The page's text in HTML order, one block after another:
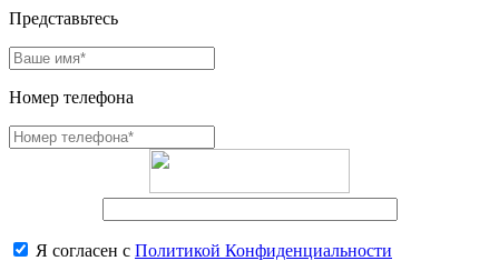
Представьтесь
Номер телефона
Я согласен с Политикой Конфиденциальности